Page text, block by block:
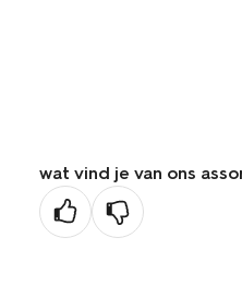
wat vind je van ons